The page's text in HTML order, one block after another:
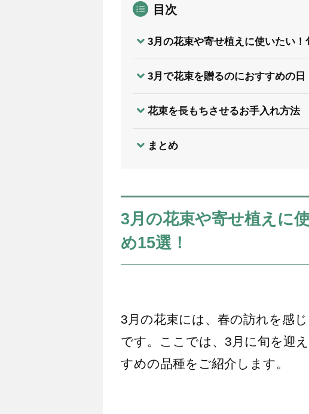
目次
3月の花束や寄せ植えに使いたい！
3月で花束を贈るのにおすすめの日
花束を長もちさせるお手入れ方法
まとめ
3月の花束や寄せ植えに
め15選！
3月の花束には、春の訪れを感
です。ここでは、3月に旬を迎
すめの品種をご紹介します。